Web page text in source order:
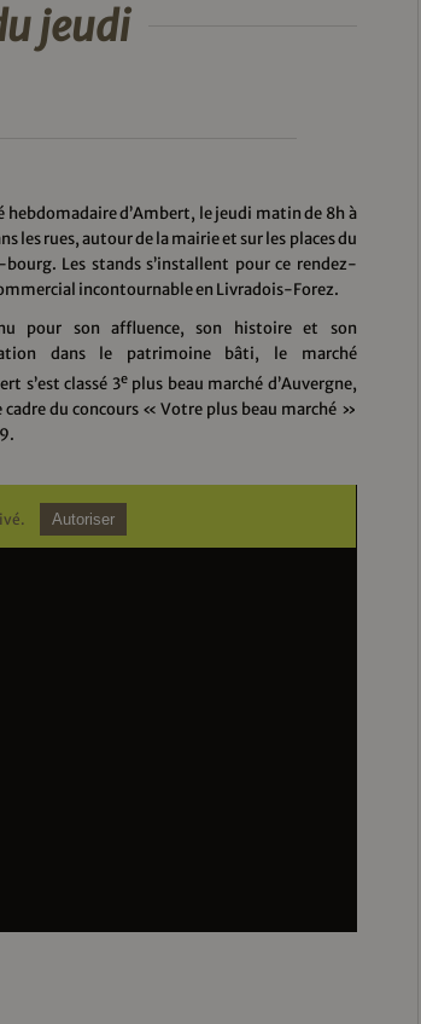
jeudi
hebdomadaire d’Ambert, le jeudi matin de 8h à
les rues, autour de la mairie et sur les places du
Les stands s’installent pour ce rendez-
incontournable en Livradois-Forez.
pour son affluence, son histoire et son
dans le patrimoine bâti, le marché
s’est classé 3eplus beau marché d’Auvergne,
cadre du concours « Votre plus beau marché »
Autoriser